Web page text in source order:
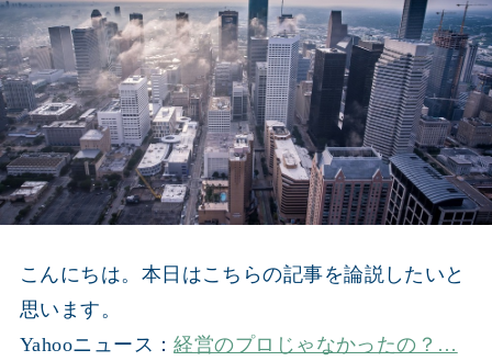
こんにちは。本日はこちらの記事を論説したいと
思います。
Yahooニュース：経営のプロじゃなかったの？…